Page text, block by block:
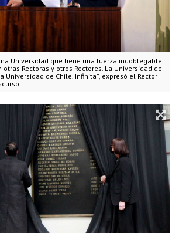
Universidad que tiene una fuerza indoblegable.
Rectoras y otros Rectores. La Universidad de
Universidad de Chile. Infinita”, expresó el Rector